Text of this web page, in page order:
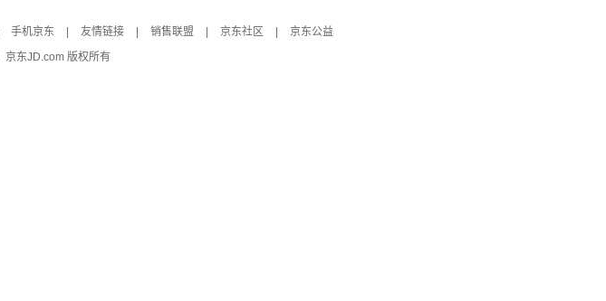
手机京东 友情链接 销售联盟 京东社区
京东公益
京东JD.com 版权所有